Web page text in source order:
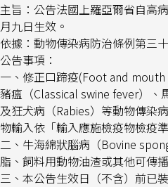
主旨：公告法國上羅亞爾省自高
月九日生效。
依據：動物傳染病防治條例第三
公告事項：
一、修正口蹄疫(Foot and mouth
豬瘟（Classical swine fever）、
及狂犬病（Rabies）等動物傳染
物輸入依「輸入應施檢疫物檢疫
二、牛海綿狀腦病（Bovine
脂、飼料用動物油渣或其他可傳
三、本公告生效日（不含）前已